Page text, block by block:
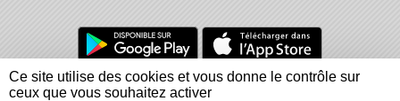
Charte cookies
Gestion des cookies
Ce site utilise des cookies et vous donne le contrôle sur
ceux que vous souhaitez activer